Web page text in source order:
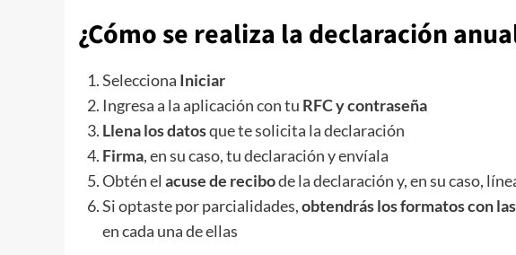
¿Cómo se realiza la declaración
Selecciona Iniciar
Ingresa a la aplicación con tu RFC y contraseña
Llena los datosque te solicita la declaración
Firma, en su caso, tu declaración y envíala
Obtén el acuse de recibode la declaración y, en su caso,
Si optaste por parcialidades,obtendrás los formatos con
en cada una de ellas